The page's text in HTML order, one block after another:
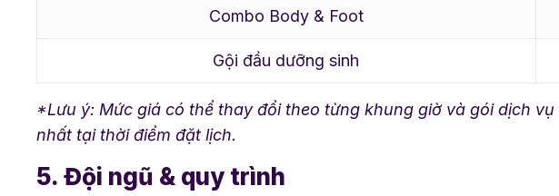
Combo Body & Foot
Gội đầu dưỡng sinh
*Lưu ý: Mức giá có thể thay đổi theo từng khung giờ và gói dịch
nhất tại thời điểm đặt lịch.
5. Đội ngũ & quy trình